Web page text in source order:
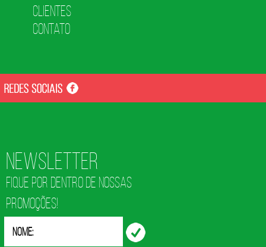
Clientes
Contato
Newsletter
FIQUE POR DENTRO DE NOSSAS
PROMOÇÕES!